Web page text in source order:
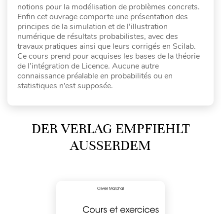
notions pour la modélisation de problèmes concrets.
Enfin cet ouvrage comporte une présentation des
principes de la simulation et de l’illustration
numérique de résultats probabilistes, avec des
travaux pratiques ainsi que leurs corrigés en Scilab.
Ce cours prend pour acquises les bases de la théorie
de l’intégration de Licence. Aucune autre
connaissance préalable en probabilités ou en
statistiques n’est supposée.
DER VERLAG EMPFIEHLT
AUSSERDEM